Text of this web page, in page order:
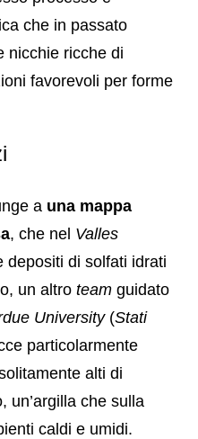
che in passato
nicchie ricche di
favorevoli per forme
a una mappa
, che nel Valles
depositi di solfati idrati
un altro team guidato
University(Stati
particolarmente
alti di
un’argilla che sulla
caldi e umidi.